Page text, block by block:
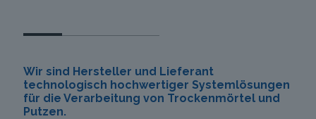
Wir sind Hersteller und Lieferant
technologisch hochwertiger Systemlösungen
für die Verarbeitung von Trockenmörtel und
Putzen.